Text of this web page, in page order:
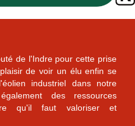
de l'Indre pour cette prise
de voir un élu enfin se
industriel dans notre
des ressources
qu'il faut valoriser et